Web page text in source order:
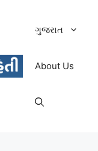
ગુજરાત
About Us